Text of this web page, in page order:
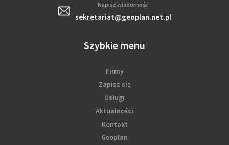
Napisz wiadomość
sekretariat@geoplan.net.pl
Szybkie menu
Firmy
Zapisz się
Usługi
Aktualności
Kontakt
Geoplan